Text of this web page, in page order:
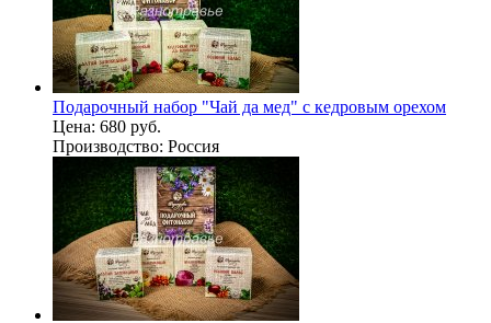
Подарочный набор "Чай да мед" с кедровым орехом
Цена: 680 руб.
Производство: Россия